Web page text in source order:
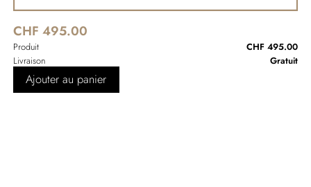
CHF 495.00
Produit
CHF 495.00
Livraison
Gratuit
Ajouter au panier